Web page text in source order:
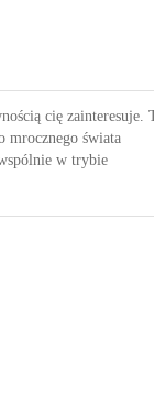
cię zainteresuje.
mrocznego świata
w trybie